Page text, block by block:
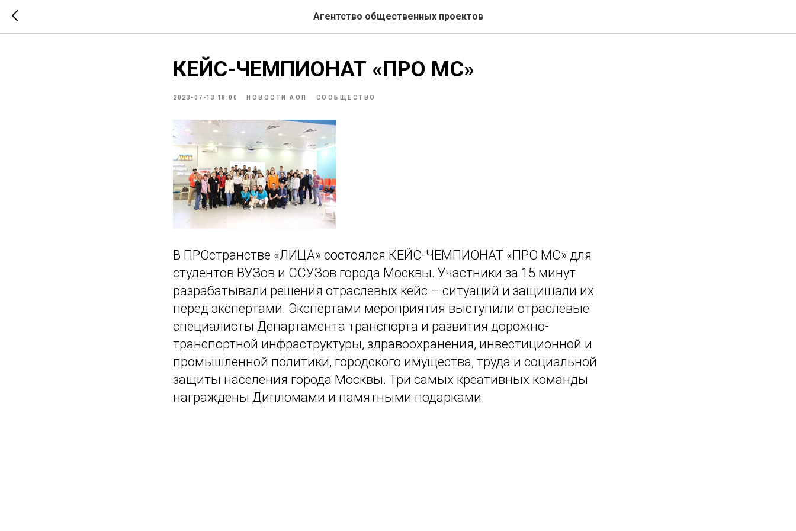
Агентство общественных проектов
КЕЙС-ЧЕМПИОНАТ «ПРО МС»
2023-07-13 18:00 НОВОСТИ АОП СООБЩЕСТВО
В ПРОстранстве «ЛИЦА» состоялся КЕЙС-ЧЕМПИОНАТ «ПРО МС» для
студентов ВУЗов и ССУЗов города Москвы. Участники за 15 минут
разрабатывали решения отраслевых кейс – ситуаций и защищали их
перед экспертами. Экспертами мероприятия выступили отраслевые
специалисты Департамента транспорта и развития дорожно-
транспортной инфраструктуры, здравоохранения, инвестиционной и
промышленной политики, городского имущества, труда и социальной
защиты населения города Москвы. Три самых креативных команды
награждены Дипломами и памятными подарками.